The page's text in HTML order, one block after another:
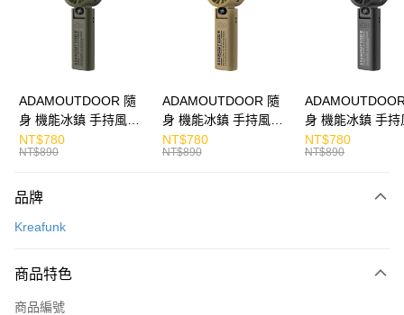
運送方式
免運費
付款後7-11取貨
宅配
每筆NT$130，滿NT$399(含以上)免運費
ADAMOUTDOOR 隨
身 機能冰鎮 手持風扇
掛繩
NT$780
NT$890
ADAMOUTDOOR 隨
身 機能冰鎮 手持風扇
掛繩
NT$780
NT$890
身 機能冰鎮 手持
掛繩
NT$780
NT$890
品牌
Kreafunk
商品特色
商品編號